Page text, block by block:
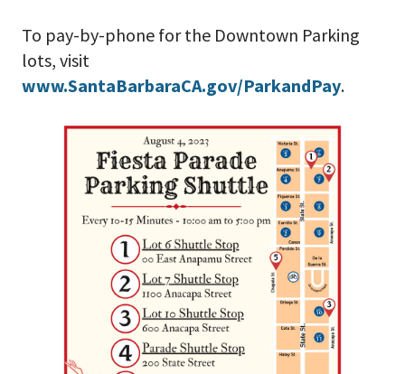
To pay-by-phone for the Downtown Parking
lots, visit
www.SantaBarbaraCA.gov/ParkandPay.